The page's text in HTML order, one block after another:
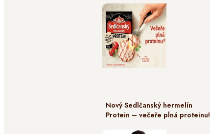
Nový Sedlčanský hermelín
Protein – večeře plná proteinu!